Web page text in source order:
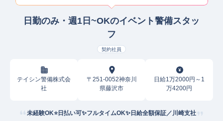
日勤のみ・週1日~OKのイベント警備スタッ
フ
契約社員
テイシン警備株式会
社
〒251-0052神奈川
県藤沢市
日給1万2000円～1
万4200円
未経験OK⭐日払い可✨フルタイムOK✨日給全額保証／川崎支社